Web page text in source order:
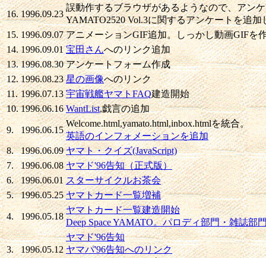
16. 1996.09.23
誤動作するブラウザがあるようなので、アン
YAMATO2520 Vol.3に関するアンケートを追加
15. 1996.09.07 アニメーションGIF追加。しっかし動画GIFを
14. 1996.09.01 宝田さんへのリンク追加
13. 1996.08.30 アンケートフォーム作成
12. 1996.08.23 星の画像へのリンク
11. 1996.07.13 宇宙戦艦ヤマトFAQ建造開始
10. 1996.06.16 WantList,戯言の追加
9. 1996.06.15
Welcome.html,yamato.html,inbox.htmlを統合。
英語のインフォメーションを追加
8.
1996.06.09 ヤマト・クイズ(JavaScript)
7.
1996.06.08 ヤマド'96告知（正式版）
6.
1996.06.01 スターサイクルお茶会
5.
1996.05.25 ヤマトカード一覧増補
4. 1996.05.18
ヤマトカード一覧建造開始
Deep Space YAMATO。パロディ部門・雑誌部
3. 1996.05.12
ヤマド'96告知
ヤマパ'96告知へのリンク